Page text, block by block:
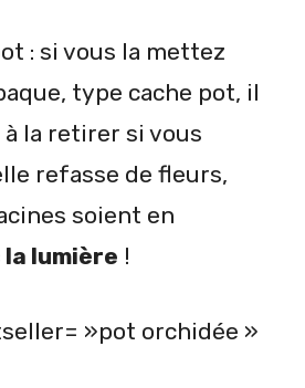
: si vous la mettez
type cache pot, il
la retirer si vous
refasse de fleurs,
soient en
lumière !
»pot orchidée »